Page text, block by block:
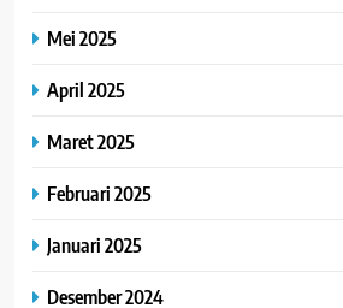
Mei 2025
April 2025
Maret 2025
Februari 2025
Januari 2025
Desember 2024